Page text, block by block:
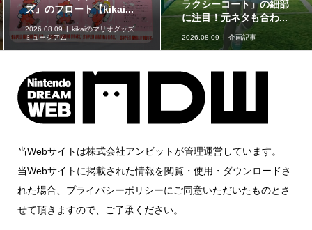
ズ』のフロート【kikai...
2026.08.09
kikaiのマリオグッズ
ミュージアム
ラクシーコート」の細部
に注目！元ネタも合わ...
2026.08.09 企画記事
当Webサイトは株式会社アンビットが管理運営しています。
当Webサイトに掲載された情報を閲覧・使用・ダウンロードさ
れた場合、プライバシーポリシーにご同意いただいたものとさ
せて頂きますので、ご了承ください。